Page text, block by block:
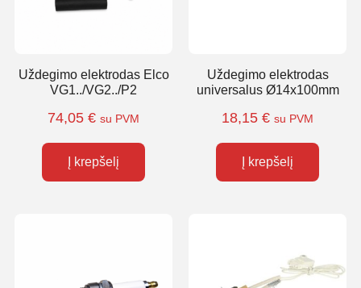
Uždegimo elektrodas Elco
VG1../VG2../P2
74,05 € su PVM
Į krepšelį
Uždegimo elektrodas
universalus Ø14x100mm
18,15 € su PVM
Į krepšelį